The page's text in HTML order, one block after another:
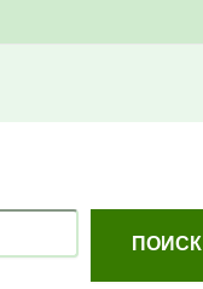
ПОИСК